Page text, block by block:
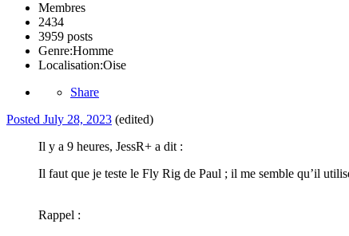
Membres
2434
3959 posts
Genre:Homme
Localisation:Oise
Share
Posted July 28, 2023 (edited)
Il y a 9 heures, JessR+ a dit :
Il faut que je teste le Fly Rig de Paul ; il me semble qu’il
Rappel :